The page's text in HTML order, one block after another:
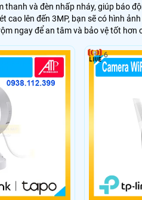
thanh và đèn nhấp nháy, giúp báo
cao lên đến 3MP, bạn sẽ có hình
ngay để an tâm và bảo vệ tốt hơn
6